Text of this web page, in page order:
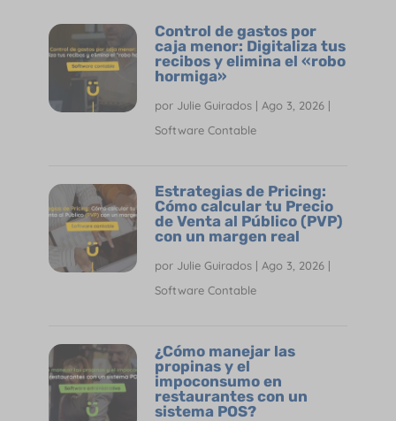
Control de gastos por
caja menor: Digitaliza tus
recibos y elimina el «robo
hormiga»
por Julie Guirados| Ago 3, 2026|
Software Contable
Estrategias de Pricing:
Cómo calcular tu Precio
de Venta al Público (PVP)
con un margen real
por Julie Guirados| Ago 3, 2026|
Software Contable
¿Cómo manejar las
propinas y el
impoconsumo en
restaurantes con un
sistema POS?